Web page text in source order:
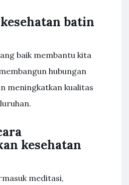
batin
baik membantu kita
hubungan
meningkatkan kualitas
kesehatan
meditasi,